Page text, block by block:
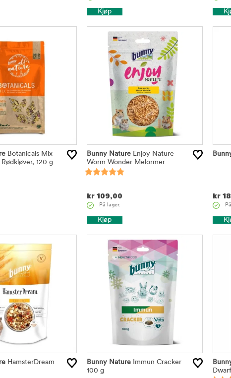
Kjøp
Botanicals Mix
Rødkløver, 120 g
Bunny Nature Enjoy Nature
Worm Wonder Melormer
kr109,00
På lager.
Kjøp
kr
HamsterDream
Bunny Nature Immun Cracker
100 g